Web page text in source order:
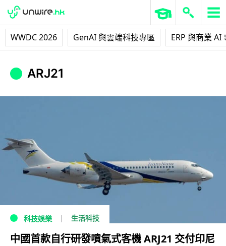
WWDC 2026 GenAI 與雲端科技專區 ERP 與商業 AI
ARJ21
科技娛樂 生活科技
中國首款自行研發噴氣式客機 ARJ21 交付印尼